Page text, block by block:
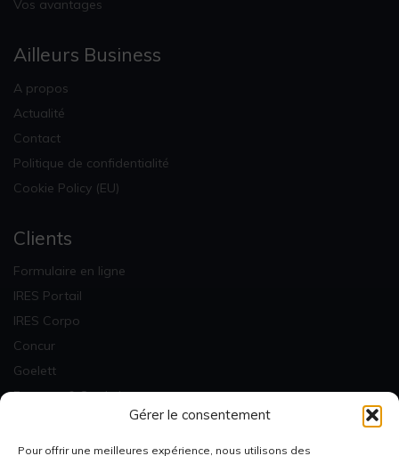
Gérer le consentement
Pour offrir une meilleures expérience, nous utilisons des
Vos avantages
Ailleurs Business
A propos
Actualité
Contact
Politique de confidentialité
Cookie Policy (EU)
Clients
Formulaire en ligne
IRES Portail
IRES Corpo
Concur
Goelett
Factures & Statistiques
Newsletter